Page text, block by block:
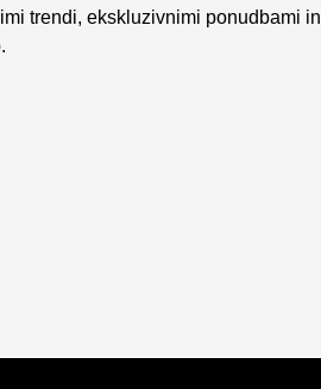
trendi, ekskluzivnimi ponudbami in